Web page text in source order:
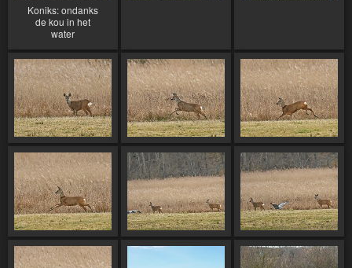
Koniks: ondanks
de kou in het
water